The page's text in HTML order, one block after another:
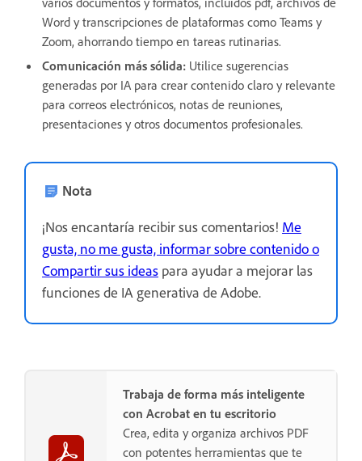
Word y transcripciones de plataformas como Teams y
Zoom, ahorrando tiempo en tareas rutinarias.
Comunicación más sólida: Utilice sugerencias
generadas por IA para crear contenido claro y relevante
para correos electrónicos, notas de reuniones,
presentaciones y otros documentos profesionales.
Nota
¡Nos encantaría recibir sus comentarios! Me
gusta, no me gusta, informar sobre contenido o
Compartir sus ideas para ayudar a mejorar las
funciones de IA generativa de Adobe.
Trabaja de forma más inteligente
con Acrobat en tu escritorio
Crea, edita y organiza archivos PDF
con potentes herramientas que te